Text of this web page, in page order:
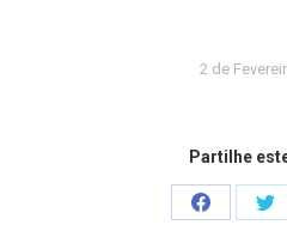
2 de
Partilhe
Share